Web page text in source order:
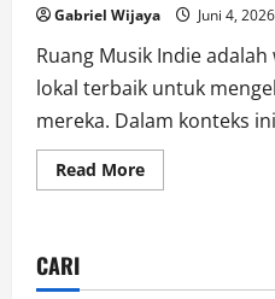
Gabriel Wijaya Juni 4, 2026
Ruang Musik Indie
lokal terbaik untuk
mereka. Dalam konteks
Read MoreRead
more
Seni
CARI